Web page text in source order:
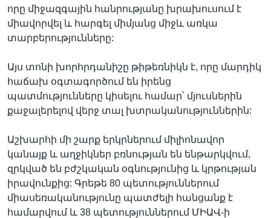
որը միջազգային հանրությանը խրախուսում է
միավորվել և հարգել միմյանց միջև առկա
տարբերությունները:
Այս տոնի խորհրդանիշը թիթեռնիկն է, որը մարդիկ
հաճախ օգտագործում են իրենց
պատմությունները կիսելու համար՝ մյուսներին
քաջալերելով վերջ տալ խտրականություններին:
Աշխարհի մի շարք երկրներում միլիոնավոր
կանայք և աղջիկներ բռնության են ենթարկվում,
զրկված են բժշկական օգնությունից և կրթության
իրավունքից: Գրեթե 80 պետություններում
միասեռականությունը պատժելի հանցանք է
համարվում և 38 պետություններում ՄԻԱՎ-ի